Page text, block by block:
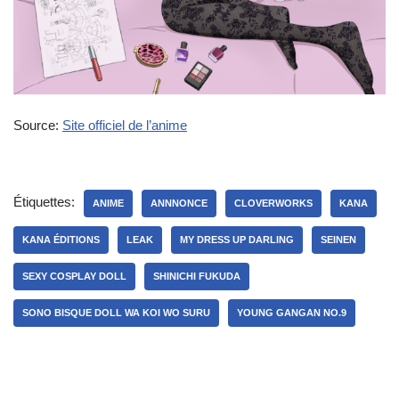
Source: Site officiel de l’anime
Étiquettes: ANIME ANNNONCE CLOVERWORKS KANA
KANA ÉDITIONS LEAK MY DRESS UP DARLING SEINEN
SEXY COSPLAY DOLL SHINICHI FUKUDA
SONO BISQUE DOLL WA KOI WO SURU YOUNG GANGAN NO.9